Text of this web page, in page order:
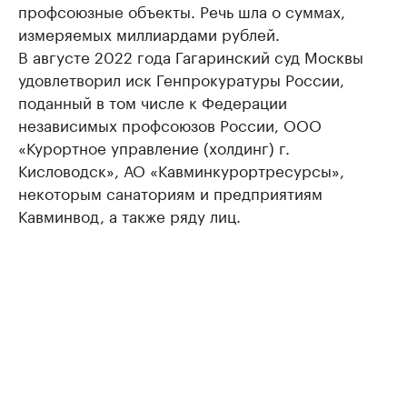
профсоюзные объекты. Речь шла о суммах,
измеряемых миллиардами рублей.
В августе 2022 года Гагаринский суд Москвы
удовлетворил иск Генпрокуратуры России,
поданный в том числе к Федерации
независимых профсоюзов России, ООО
«Курортное управление (холдинг) г.
Кисловодск», АО «Кавминкурортресурсы»,
некоторым санаториям и предприятиям
Кавминвод, а также ряду лиц.